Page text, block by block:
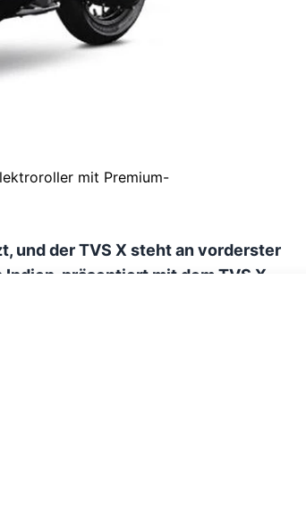
mit Premium-
und der TVS X steht an vorderster
präsentiert mit dem TVS X
Design, sondern auch durch
sind die wichtigsten Merkmale, die
Zukunft machen.
auf zwei